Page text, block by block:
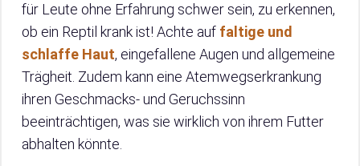
für Leute ohne Erfahrung schwer sein, zu erkennen,
ob ein Reptil krank ist! Achte auf faltige und
schlaffe Haut, eingefallene Augen und allgemeine
Trägheit. Zudem kann eine Atemwegserkrankung
ihren Geschmacks- und Geruchssinn
beeinträchtigen, was sie wirklich von ihrem Futter
abhalten könnte.